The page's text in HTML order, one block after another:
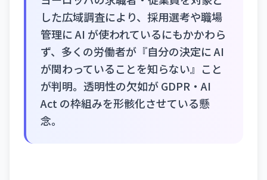
した広域調査により、採用選考や職場
管理に AI が使われているにもかかわら
ず、多くの労働者が『自分の決定に AI
が関わっていることを知らない』こと
が判明。透明性の欠如が GDPR・AI
Act の枠組みを形骸化させている懸
念。